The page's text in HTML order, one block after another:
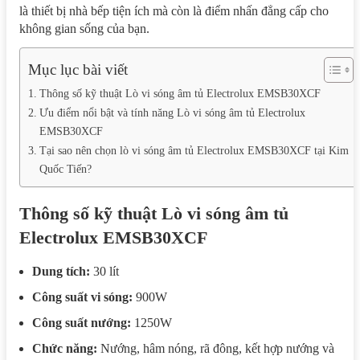
là thiết bị nhà bếp tiện ích mà còn là điểm nhấn đẳng cấp cho
không gian sống của bạn.
Mục lục bài viết
Thông số kỹ thuật Lò vi sóng âm tủ Electrolux EMSB30XCF
Ưu điểm nổi bật và tính năng Lò vi sóng âm tủ Electrolux
EMSB30XCF
Tại sao nên chọn lò vi sóng âm tủ Electrolux EMSB30XCF tại Kim
Quốc Tiến?
Thông số kỹ thuật Lò vi sóng âm tủ
Electrolux EMSB30XCF
Dung tích: 30 lít
Công suất vi sóng: 900W
Công suất nướng: 1250W
Chức năng: Nướng, hâm nóng, rã đông, kết hợp nướng và